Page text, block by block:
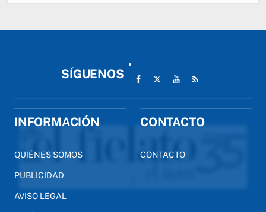
SÍGUENOS
INFORMACIÓN
QUIÉNES SOMOS
PUBLICIDAD
AVISO LEGAL
CONTACTO
CONTACTO